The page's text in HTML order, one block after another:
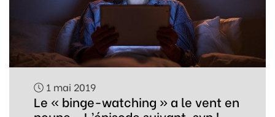
1 mai 2019
Le « binge-watching » a le vent en